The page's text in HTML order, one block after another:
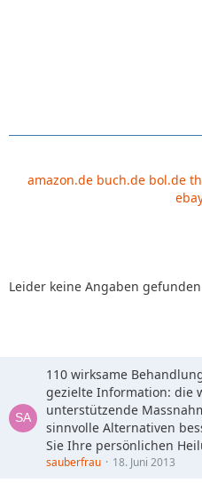
amazon.de buch.de bol.de
Leider keine Angaben gefunden
110 wirksame
gezielte Information: die
unterstützende
sinnvolle Alternativen
Sie Ihre persönlichen
sauberfrau 18. Juni 2013